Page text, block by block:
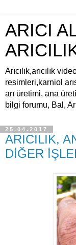
ARICI
Arıcılık,arıcılık
resimleri,karniol
arı üretimi, ana
bilgi forumu, Bal,
25.04.2017
ARICILIK,
DİĞER